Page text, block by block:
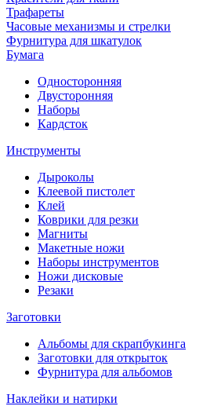
Трафареты
Часовые механизмы и стрелки
Фурнитура для шкатулок
Бумага
Односторонняя
Двусторонняя
Наборы
Кардсток
Инструменты
Дыроколы
Клеевой пистолет
Клей
Коврики для резки
Магниты
Макетные ножи
Наборы инструментов
Ножи дисковые
Резаки
Заготовки
Альбомы для скрапбукинга
Заготовки для открыток
Фурнитура для альбомов
Наклейки и натирки